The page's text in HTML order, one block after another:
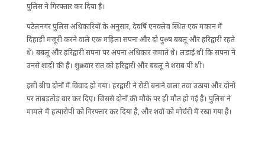
पुलिस ने गिरफ्तार कर दिया है।
पटेलनगर पुलिस अधिकारियों के अनुसार, देवर्षि एनक्लेव स्थित एक मकान में
दिहाड़ी मजूरी करने वाले एक महिला सपना और दो पुरुष बबलू और हरिद्वारी रहते
थे। बबलू और हरिद्वारी सपना पर अपना अधिकार जमाते थे। लड़ाई थी कि सपना ने
उनसे शादी की है। शुक्रवार रात को हरिद्वारी और बबलू ने शराब पी थी।
इसी बीच दोनों में विवाद हो गया। हरद्वारी ने रोटी बनाने वाला तवा उठाया और दोनो
पर ताबड़तोड़ वार कर दिए। जिससे दोनों की मौके पर ही मौत हो गई है। पुलिस ने
मामले में हत्यारोपी को गिरफ्तार कर दिया है, और शवों को मोर्चरी में रखा गया है।